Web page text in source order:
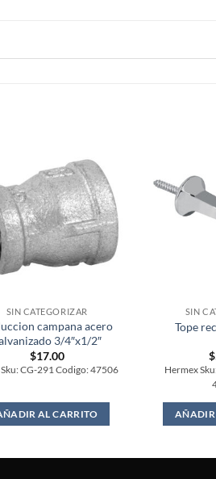
SIN CATEGORIZAR
campana acero
3/4″x1/2″
$17.00
Sku: CG-291 Codigo: 47506
AL CARRITO
SIN
Tope
$
Hermex
AÑADIR